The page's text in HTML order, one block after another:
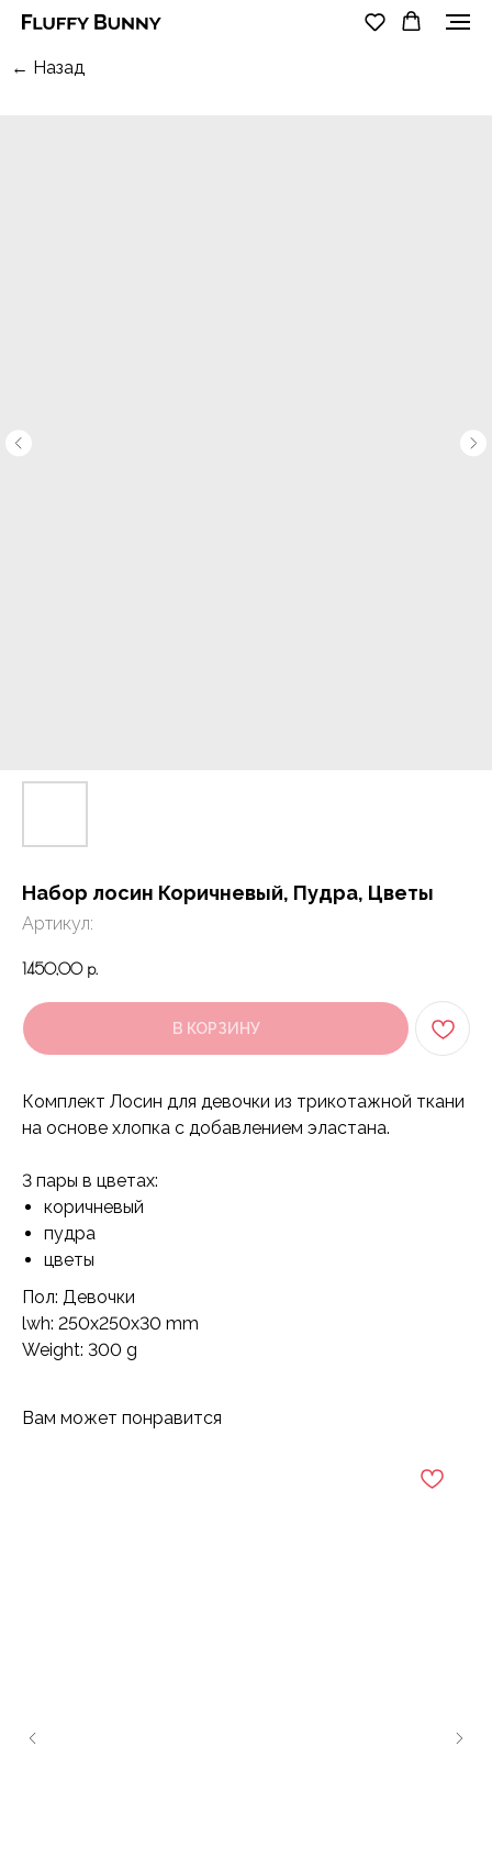
← Назад
Набор лосин Коричневый, Пудра, Цветы
Артикул:
1450,00 р.
В КОРЗИНУ
Комплект Лосин для девочки из трикотажной ткани
на основе хлопка с добавлением эластана.
3 пары в цветах:
коричневый
пудра
цветы
Пол: Девочки
lwh: 250x250x30 mm
Weight: 300 g
Вам может понравится